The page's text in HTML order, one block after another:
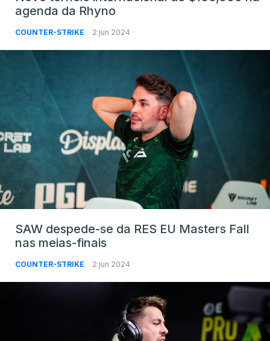
agenda da Rhyno
COUNTER-STRIKE 2 jun 2024
SAW despede-se da RES EU Masters Fall
nas meias-finais
COUNTER-STRIKE 2 jun 2024